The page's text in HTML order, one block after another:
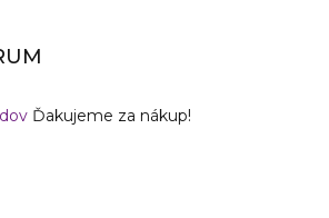
Ďakujeme za nákup!